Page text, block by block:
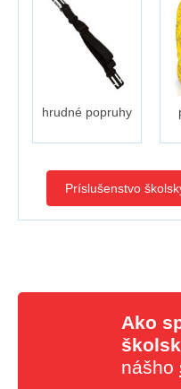
hrudné popruhy
Príslušenstvo
Ako
nášho